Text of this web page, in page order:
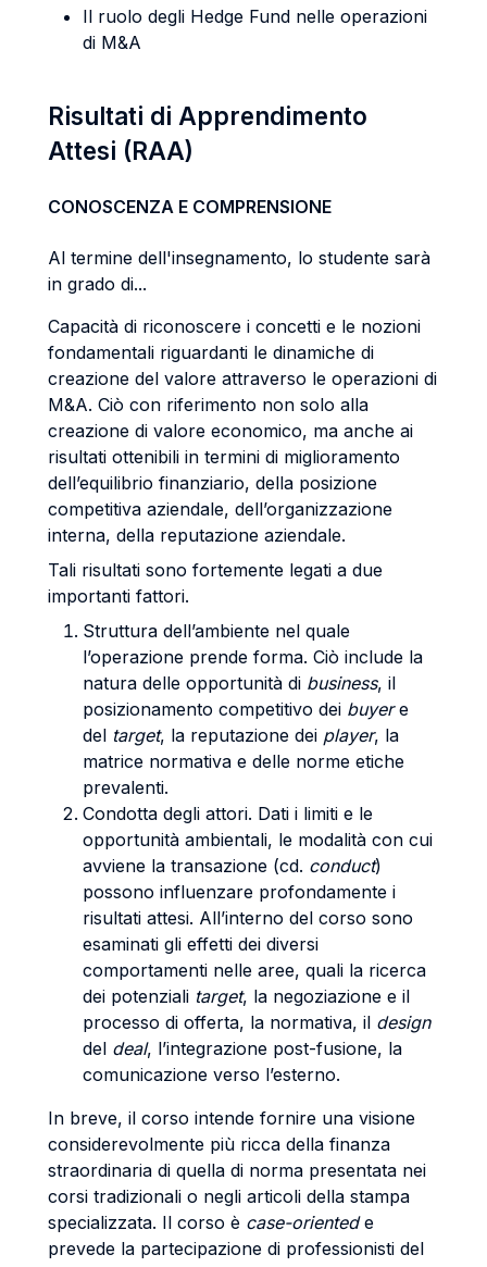
Il ruolo degli Hedge Fund nelle operazioni
di M&A
Risultati di Apprendimento
Attesi (RAA)
CONOSCENZA E COMPRENSIONE
Al termine dell'insegnamento, lo studente sarà
in grado di...
Capacità di riconoscere i concetti e le nozioni
fondamentali riguardanti le dinamiche di
creazione del valore attraverso le operazioni di
M&A. Ciò con riferimento non solo alla
creazione di valore economico, ma anche ai
risultati ottenibili in termini di miglioramento
dell’equilibrio finanziario, della posizione
competitiva aziendale, dell’organizzazione
interna, della reputazione aziendale.
Tali risultati sono fortemente legati a due
importanti fattori.
Struttura dell’ambiente nel quale
l’operazione prende forma. Ciò include la
natura delle opportunità di business, il
posizionamento competitivo dei buyere
del target, la reputazione dei player, la
matrice normativa e delle norme etiche
prevalenti.
Condotta degli attori. Dati i limiti e le
opportunità ambientali, le modalità con cui
avviene la transazione (cd. conduct)
possono influenzare profondamente i
risultati attesi. All’interno del corso sono
esaminati gli effetti dei diversi
comportamenti nelle aree, quali la ricerca
dei potenziali target, la negoziazione e il
processo di offerta, la normativa, il design
del deal, l’integrazione post-fusione, la
comunicazione verso l’esterno.
In breve, il corso intende fornire una visione
considerevolmente più ricca della finanza
straordinaria di quella di norma presentata nei
corsi tradizionali o negli articoli della stampa
specializzata. Il corso è case-orientede
prevede la partecipazione di professionisti del